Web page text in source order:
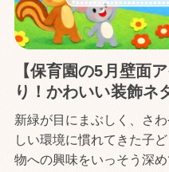
【保育園の5月壁面
り！かわいい装飾ネ
新緑が目にまぶしく、さ
しい環境に慣れてきた子
物への興味をいっそう深